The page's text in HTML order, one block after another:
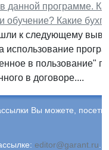
данной программе.
обучение? Какие
к следующему
использование
в пользование"
в договоре....
Вы можете,
editor@garant.ru